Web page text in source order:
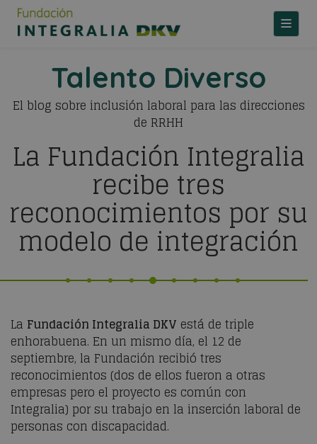
Talento Diverso
El blog sobre inclusión laboral para las direcciones
de RRHH
La Fundación Integralia
recibe tres
reconocimientos por su
modelo de integración
La Fundación Integralia DKV está de triple
enhorabuena. En un mismo día, el 12 de
septiembre, la Fundación recibió tres
reconocimientos (dos de ellos fueron a otras
empresas pero el proyecto es común con
Integralia) por su trabajo en la inserción laboral de
personas con discapacidad.